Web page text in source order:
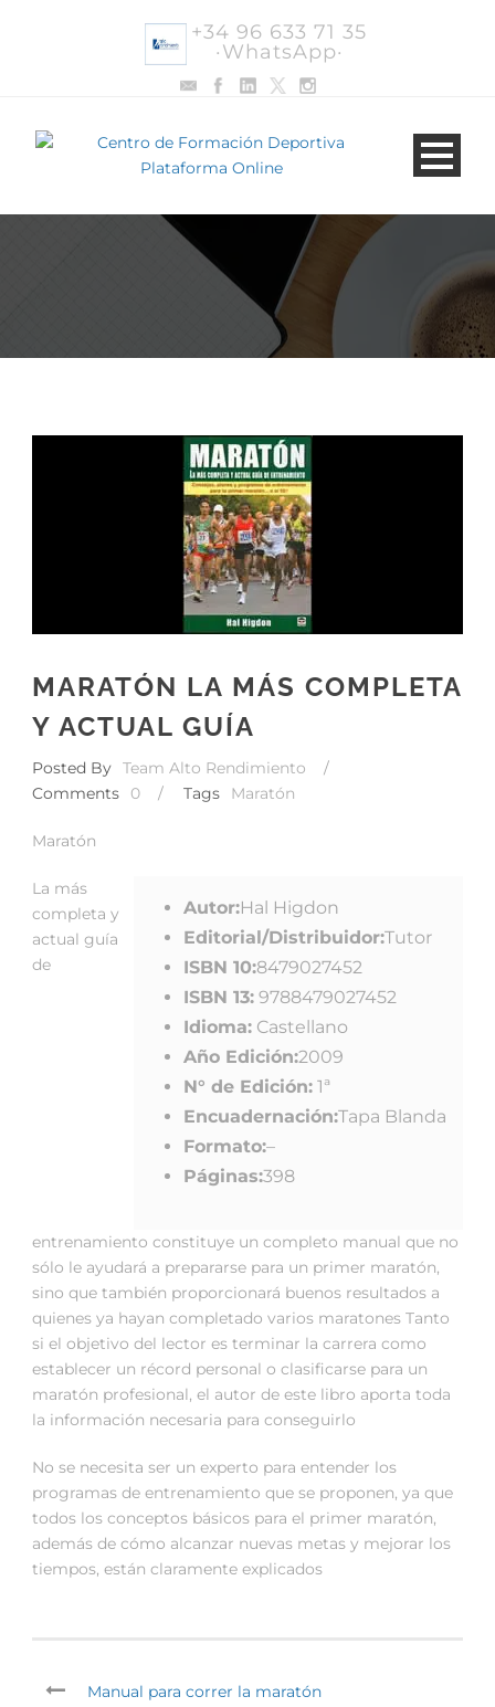
+34 96 633 71 35
·WhatsApp·
MARATÓN LA MÁS COMPLETA
Y ACTUAL GUÍA
Posted By Team Alto Rendimiento
/
Comments
0 / Tags Maratón
Maratón
Autor:Hal Higdon
Editorial/Distribuidor:Tutor
ISBN 10:8479027452
ISBN 13: 9788479027452
Idioma: Castellano
Año Edición:2009
N° de Edición: 1ª
Encuadernación:Tapa Blanda
Formato:–
Páginas:398
La más
completa y
actual guía
de
entrenamiento constituye un completo manual que no
sólo le ayudará a prepararse para un primer maratón,
sino que también proporcionará buenos resultados a
quienes ya hayan completado varios maratones Tanto
si el objetivo del lector es terminar la carrera como
establecer un récord personal o clasificarse para un
maratón profesional, el autor de este libro aporta toda
la información necesaria para conseguirlo
No se necesita ser un experto para entender los
programas de entrenamiento que se proponen, ya que
todos los conceptos básicos para el primer maratón,
además de cómo alcanzar nuevas metas y mejorar los
tiempos, están claramente explicados
Manual para correr la maratón